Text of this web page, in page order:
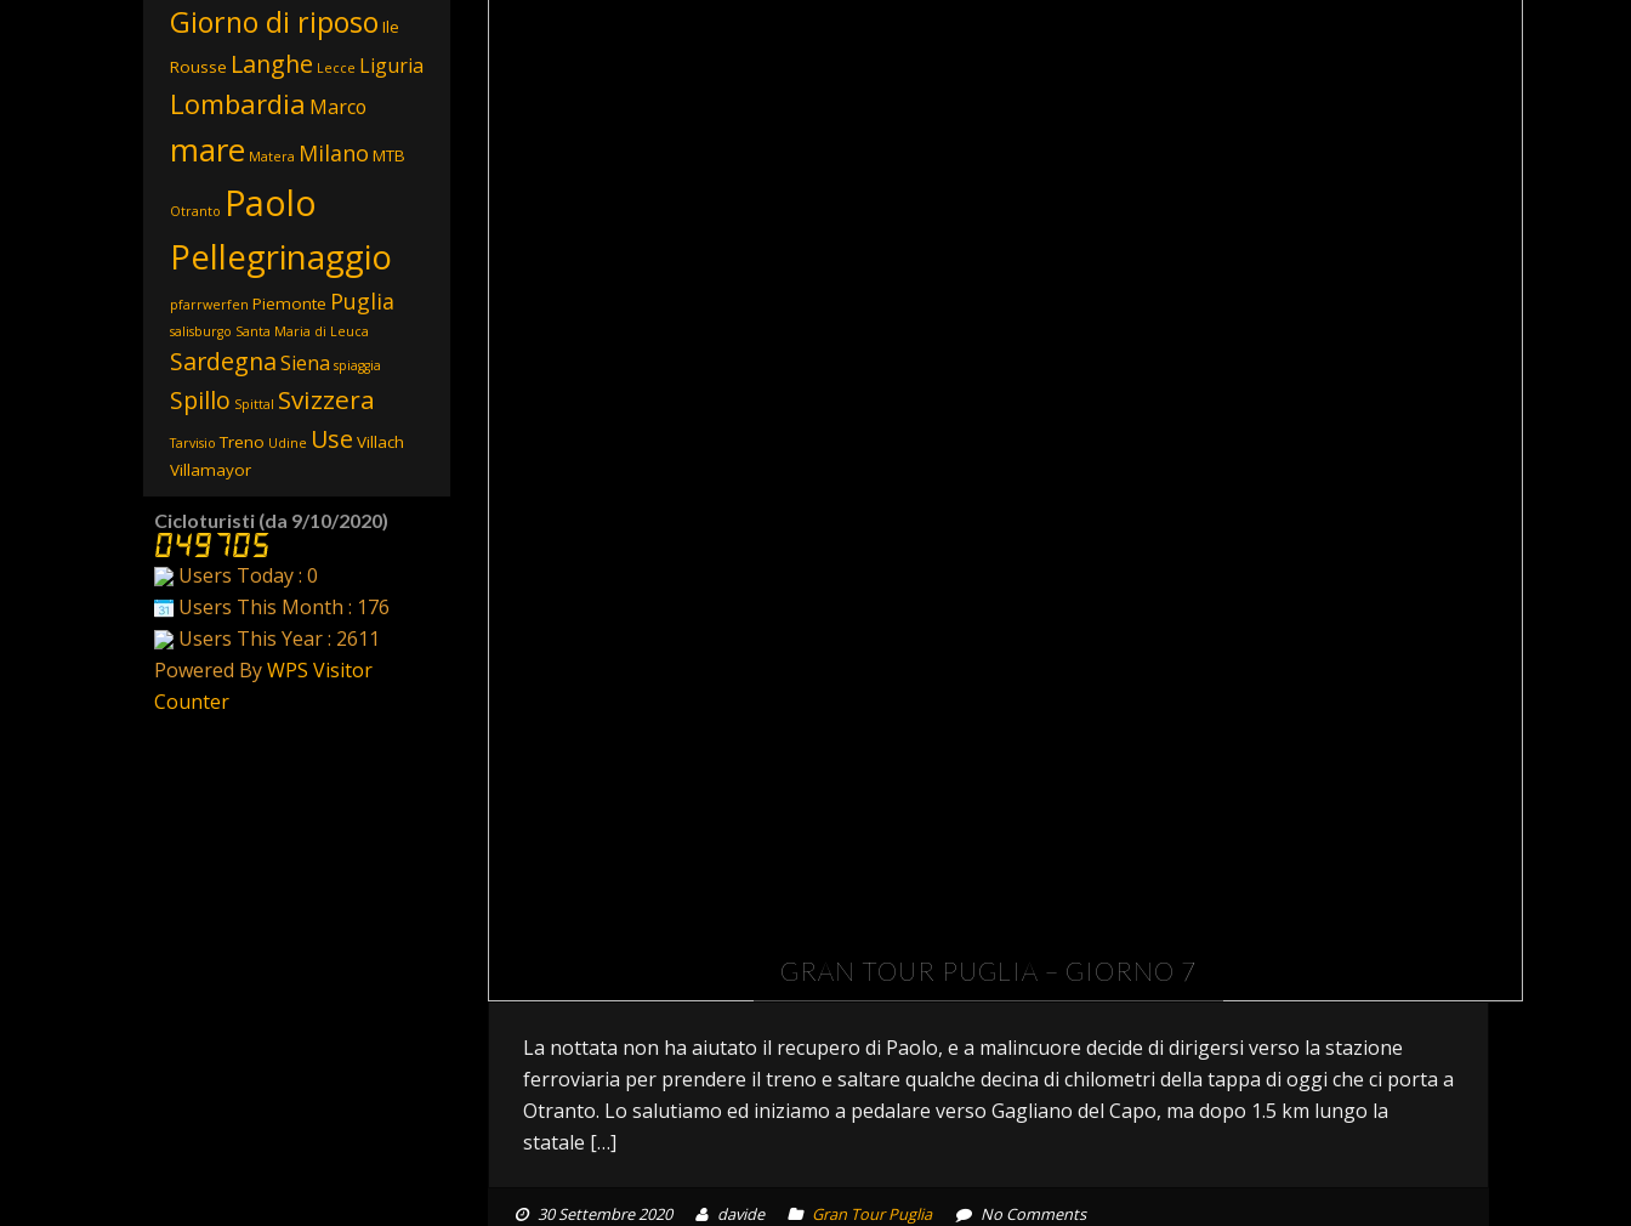
GRAN TOUR PUGLIA – GIORNO 7
La nottata non ha aiutato il recupero di Paolo, e a malincuore decide di dirigersi verso la stazione
ferroviaria per prendere il treno e saltare qualche decina di chilometri della tappa di oggi che ci porta a
Otranto. Lo salutiamo ed iniziamo a pedalare verso Gagliano del Capo, ma dopo 1.5 km lungo la
statale […]
30 Settembre 2020 davide Gran Tour Puglia No Comments
Giorno di riposo Ile
Rousse Langhe Lecce Liguria
Lombardia Marco
mare Matera Milano MTB
Otranto Paolo
Pellegrinaggio
pfarrwerfen Piemonte Puglia
salisburgo Santa Maria di Leuca
SardegnaSiena spiaggia
Spillo Spittal Svizzera
Tarvisio Treno Udine Use Villach
Villamayor
Cicloturisti (da 9/10/2020)
Users Today : 0
Users This Month : 176
Users This Year : 2611
Powered ByWPS Visitor
Counter